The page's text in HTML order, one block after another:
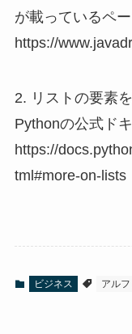
が載っているペー
https://
2. リストの要素
Pythonの公式ド
https://
tml#more-on-lists
ビジネス アルフ